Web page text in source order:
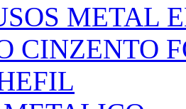
METAL
CINZENTO